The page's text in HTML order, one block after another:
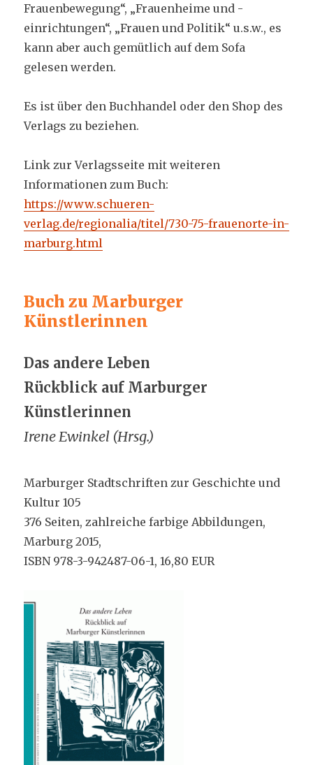
Frauenbewegung“, „Frauenheime und -
einrichtungen“, „Frauen und Politik“ u.s.w., es
kann aber auch gemütlich auf dem Sofa
gelesen werden.
Es ist über den Buchhandel oder den Shop des
Verlags zu beziehen.
Link zur Verlagsseite mit weiteren
Informationen zum Buch:
https://www.schueren-
verlag.de/regionalia/titel/730-75-frauenorte-in-
marburg.html
Buch zu Marburger
Künstlerinnen
Das andere Leben
Rückblick auf Marburger
Künstlerinnen
Irene Ewinkel (Hrsg.)
Marburger Stadtschriften zur Geschichte und
Kultur 105
376 Seiten, zahlreiche farbige Abbildungen,
Marburg 2015,
ISBN 978-3-942487-06-1, 16,80 EUR